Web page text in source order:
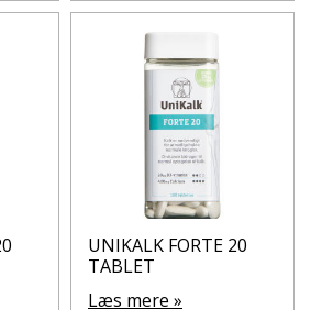
UNIKALK FORTE 20
TABLET
Læs mere »